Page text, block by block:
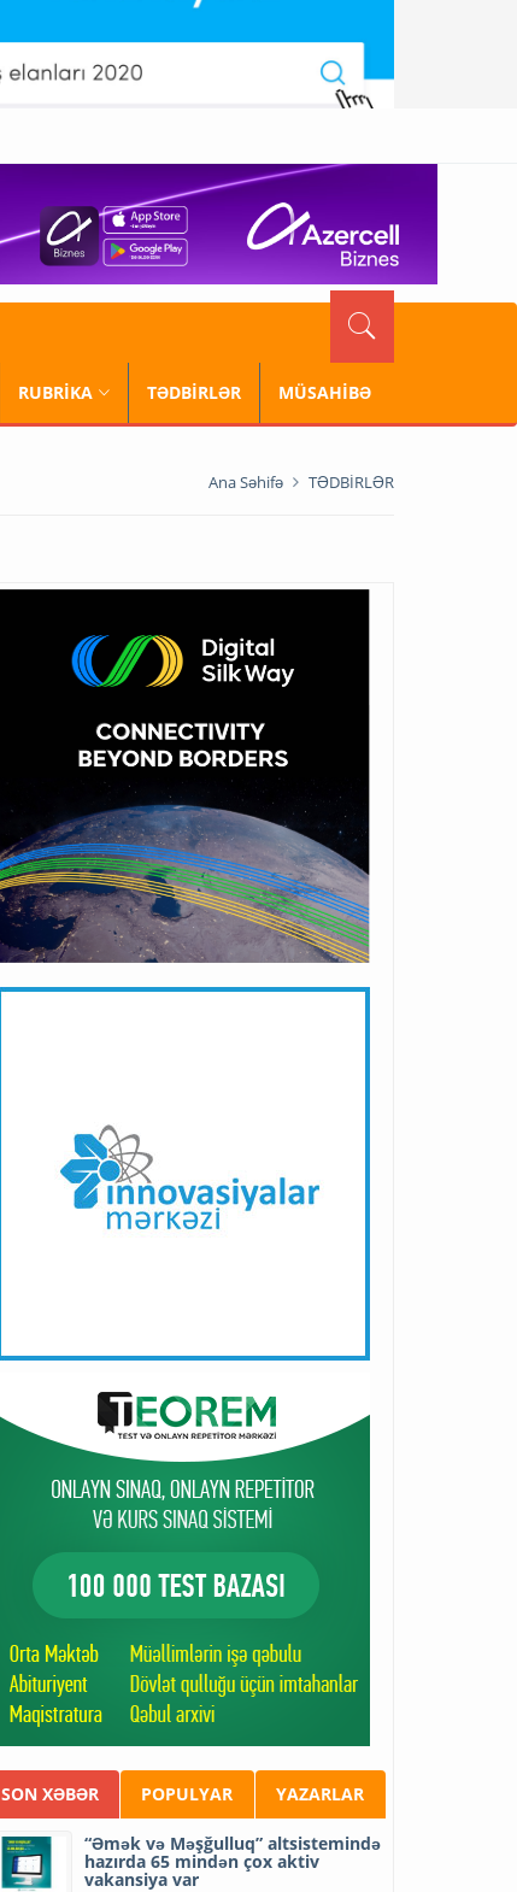
RUBRİKA TƏDBİRLƏR MÜSAHİBƏ
Ana Səhifə TƏDBİRLƏR
SON XƏBƏR POPULYAR YAZARLAR
“Əmək və Məşğulluq” altsistemində
hazırda 65 mindən çox aktiv
vakansiya var